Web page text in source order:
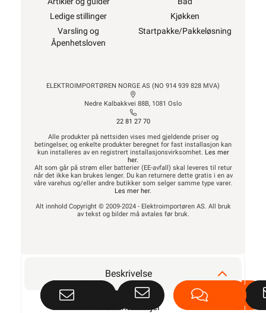
Ledige stillinger
Varsling og
Åpenhetsloven
Kjøkken
Startpakke/Pakkeløsning
ELEKTROIMPORTØREN NORGE AS (NO 914 939 828 MVA)
Nedre Kalbakkvei 88B, 1081 Oslo
22 81 27 70
Alle produkter på nettsiden vises med gjeldende priser og
betingelser, og enkelte produkter beregnet for fast installasjon kan
kun installeres av en registrert installasjonsvirksomhet. Les mer
her.
Alt som går på strøm eller batterier (EE-avfall) skal leveres til retur
når det ikke kan brukes lenger. Du kan returnere dette gratis i en av
våre varehus og/eller andre butikker som selger samme type varer.
Les mer her.
Alt innhold Copyright © 2009-2024 - Elektroimportøren AS. All bruk
av tekst og bilder må avtales før bruk.
Beskrivelse
Produktdetaljer